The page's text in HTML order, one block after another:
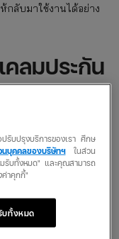
ลับมาใช้งานได้อย่าง
คลมประกัน
ไรบ้าง? จดลิสต์เอาไว้
ำเรื่องประเมินความเสีย
งต้น
รับปรุงบริการของเรา ศึกษ
นบุคคลของบริษัทฯในส่วน
รับทั้งหมด" และคุณสามารถ
ค่าคุกกี้"
บทั้งหมด